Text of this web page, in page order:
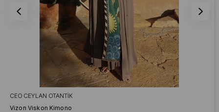
CEO CEYLAN OTANTIK
Vizon Viskon Kimono